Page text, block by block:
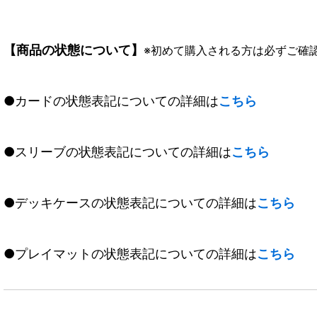
【商品の状態について】 ※初めて購入される方は必ずご確
●カードの状態表記についての詳細はこちら
●スリーブの状態表記についての詳細はこちら
●デッキケースの状態表記についての詳細はこちら
●プレイマットの状態表記についての詳細はこちら